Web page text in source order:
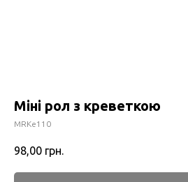
Міні рол з креветкою
MRKe110
98,00 грн.